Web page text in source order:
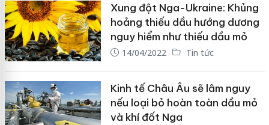
Xung đột Nga-Ukraine: Khủng
hoảng thiếu dầu hướng dương
nguy hiểm như thiếu dầu mỏ
14/04/2022 Tin tức
Kinh tế Châu Âu sẽ lâm nguy
nếu loại bỏ hoàn toàn dầu mỏ
và khí đốt Nga